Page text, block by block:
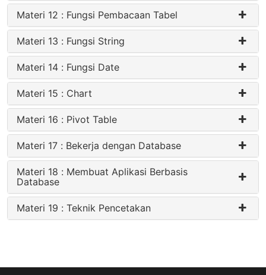
Materi 12 : Fungsi Pembacaan Tabel
Materi 13 : Fungsi String
Materi 14 : Fungsi Date
Materi 15 : Chart
Materi 16 : Pivot Table
Materi 17 : Bekerja dengan Database
Materi 18 : Membuat Aplikasi Berbasis
Database
Materi 19 : Teknik Pencetakan